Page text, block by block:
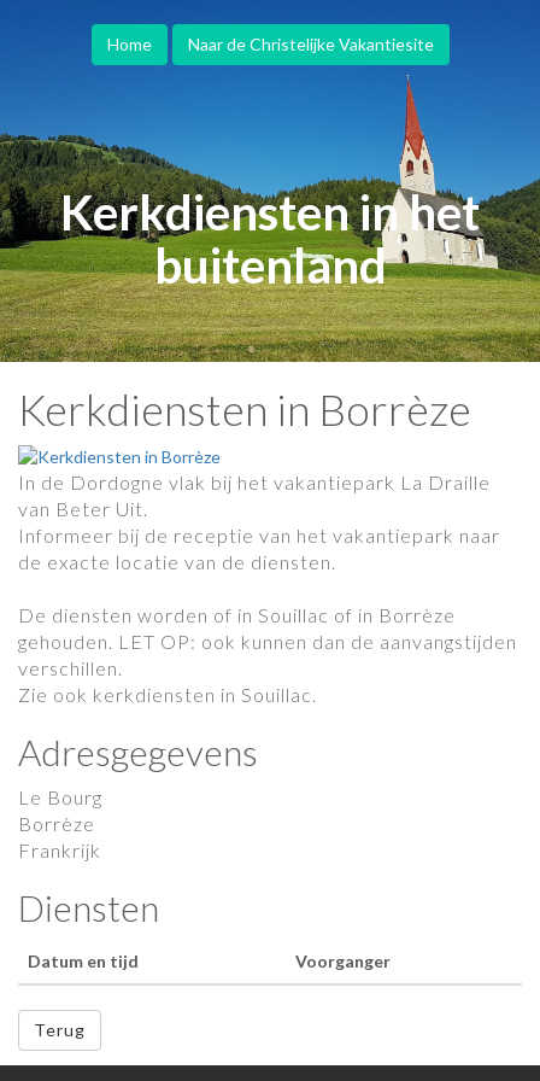
Home Naar de Christelijke Vakantiesite
Kerkdiensten in het
buitenland
Kerkdiensten in Borrèze
In de Dordogne vlak bij het vakantiepark La Draille
van Beter Uit.
Informeer bij de receptie van het vakantiepark naar
de exacte locatie van de diensten.
De diensten worden of in Souillac of in Borrèze
gehouden. LET OP: ook kunnen dan de aanvangstijden
verschillen.
Zie ook kerkdiensten in Souillac.
Adresgegevens
Le Bourg
Borrèze
Frankrijk
Diensten
Datum en tijd Voorganger
Terug